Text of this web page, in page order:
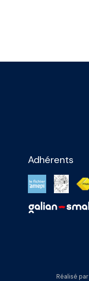
Adhérents
Réalisé par